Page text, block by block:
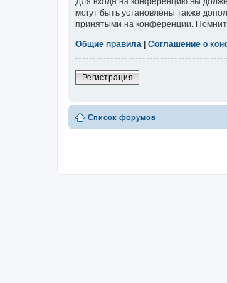
могут быть установлены также
принятыми на конференции.
Общие правила
Соглашение о
Регистрация
Список форумов